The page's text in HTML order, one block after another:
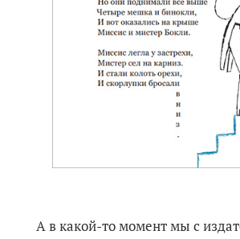
А в какой-то момент мы с